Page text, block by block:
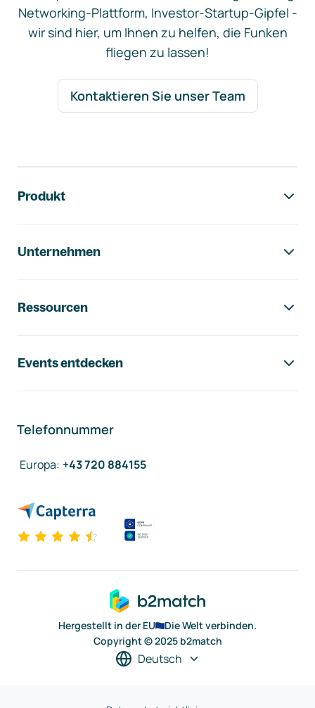
Networking-Plattform, Investor-Startup-Gipfel -
wir sind hier, um Ihnen zu helfen, die Funken
fliegen zu lassen!
Kontaktieren Sie unser Team
Produkt
Unternehmen
Ressourcen
Events entdecken
Telefonnummer
Europa: +43 720 884155
Hergestellt in der EU
Die Welt verbinden.
Copyright © 2025 b2match
Deutsch